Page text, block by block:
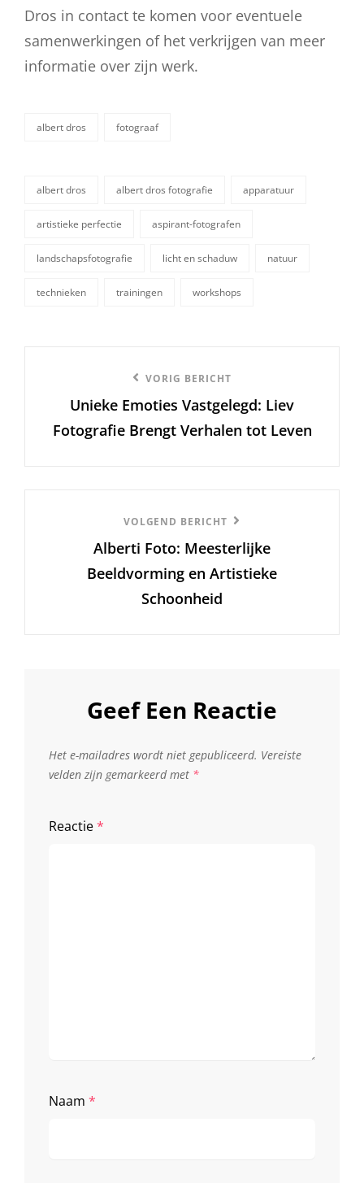
Dros in contact te komen voor eventuele
samenwerkingen of het verkrijgen van meer
informatie over zijn werk.
albert dros fotograaf
albert dros albert dros fotografie apparatuur
artistieke perfectie aspirant-fotografen
landschapsfotografie licht en schaduw natuur
technieken trainingen workshops
bericht
VORIG BERICHT
Unieke Emoties Vastgelegd: Liev
Fotografie Brengt Verhalen tot Leven
Bericht
VOLGEND BERICHT
Alberti Foto: Meesterlijke
Beeldvorming en Artistieke
Schoonheid
Geef Een Reactie
Het e-mailadres wordt niet gepubliceerd. Vereiste
velden zijn gemarkeerd met *
Reactie*
Naam *